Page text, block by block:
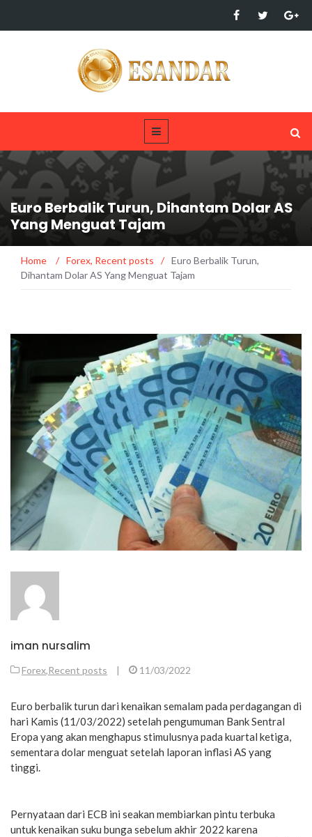
Euro Berbalik Turun, Dihantam Dolar AS
Yang Menguat Tajam
Home / Forex, Recent posts / Euro Berbalik Turun,
Dihantam Dolar AS Yang Menguat Tajam
iman nursalim
Forex,Recent posts | 11/03/2022
Euro berbalik turun dari kenaikan semalam pada perdagangan di
hari Kamis (11/03/2022) setelah pengumuman Bank Sentral
Eropa yang akan menghapus stimulusnya pada kuartal ketiga,
sementara dolar menguat setelah laporan inflasi AS yang
tinggi.
Pernyataan dari ECB ini seakan membiarkan pintu terbuka
untuk kenaikan suku bunga sebelum akhir 2022 karena